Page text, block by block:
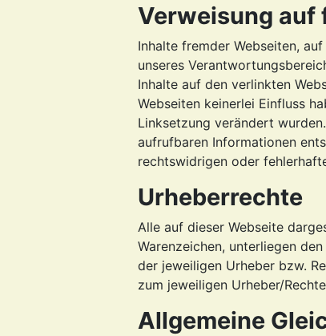
Verweisung auf
Inhalte fremder Webseiten,
unseres
Inhalte auf den verlinkten
Webseiten keinerlei Einfluss
Linksetzung verändert
aufrufbaren Informationen
rechtswidrigen oder
Urheberrechte
Alle auf dieser Webseite
Warenzeichen, unterliegen
der jeweiligen Urheber bzw.
zum jeweiligen Urheber/
Allgemeine